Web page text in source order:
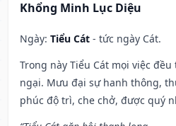
Khổng Minh Lục Diệu
Ngày: Tiểu Cát - tức ngày Cát.
Trong này Tiểu Cát mọi việc
ngại. Mưu đại sự hanh thông,
phúc độ trì, che chở, được quý